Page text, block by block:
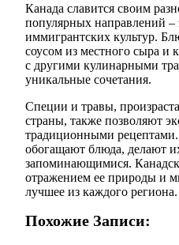
Канада славится своим
популярных направлений –
иммигрантских культур.
соусом из местного сыра и
с другими кулинарными
уникальные сочетания.
Специи и травы,
страны, также позволяют
традиционными
обогащают блюда, делают
запоминающимися.
отражением ее природы и
лучшее из каждого региона.
Похожие Записи: